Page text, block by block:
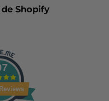
Shopify